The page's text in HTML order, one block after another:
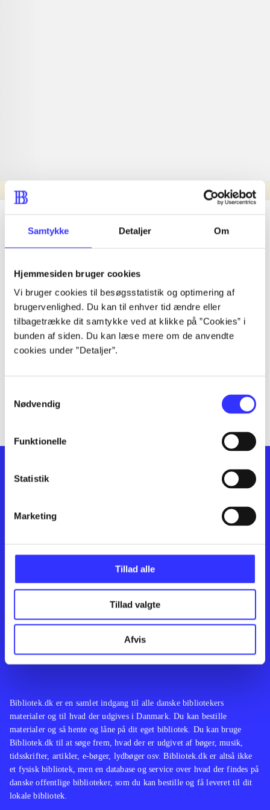
Samtykke Detaljer Om
Hjemmesiden bruger cookies
Vi bruger cookies til besøgsstatistik og optimering af
brugervenlighed. Du kan til enhver tid ændre eller
tilbagetrække dit samtykke ved at klikke på ”Cookies” i
bunden af siden. Du kan læse mere om de anvendte
cookies under ”Detaljer”.
Nødvendig
Funktionelle
Statistik
Marketing
Tillad alle
Tillad valgte
Afvis
Nyhed
lorem ipsum dolor sit amet ...
lorem ipsum dolor sit amet ...
lorem ipsum dolor sit amet ...
lorem ipsum dolor sit amet ...
lorem ipsum dolor sit amet ...
lorem ipsum dolor sit amet ...
lorem ipsum dolor sit amet ...
Feedback
Bibliotek.dk er en samlet indgang til alle danske bibliotekers
materialer og til hvad der udgives i Danmark. Du kan bestille
materialer og så hente og låne på dit eget bibliotek. Du kan bruge
Bibliotek.dk til at søge frem, hvad der er udgivet af bøger, musik,
tidsskrifter, artikler, e-bøger, lydbøger osv. Bibliotek.dk er altså ikke
et fysisk bibliotek, men en database og service over hvad der findes på
danske offentlige biblioteker, som du kan bestille og få leveret til dit
lokale bibliotek.
Kontakt os
English
Artikler
Film
Musik
Noder